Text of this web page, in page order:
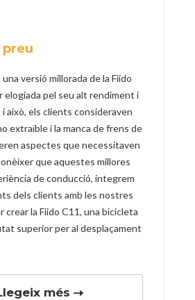
preu
una versió millorada de la Fiido
elogiada pel seu alt rendiment i
això, els clients consideraven
extraïble i la manca de frens de
aspectes que necessitaven
que aquestes millores
de conducció, integrem
dels clients amb les nostres
crear la Fiido C11, una bicicleta
superior per al desplaçament
més